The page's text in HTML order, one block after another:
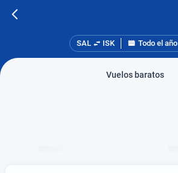
SAL ISK Todo el año
Vuelos baratos